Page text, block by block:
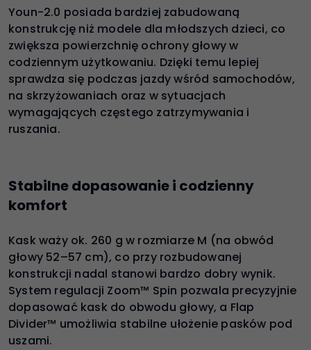
Youn-2.0 posiada bardziej zabudowaną
konstrukcję niż modele dla młodszych dzieci, co
zwiększa powierzchnię ochrony głowy w
codziennym użytkowaniu. Dzięki temu lepiej
sprawdza się podczas jazdy wśród samochodów,
na skrzyżowaniach oraz w sytuacjach
wymagających częstego zatrzymywania i
ruszania.
Stabilne dopasowanie i codzienny
komfort
Kask waży ok. 260 g w rozmiarze M (na obwód
głowy 52–57 cm), co przy rozbudowanej
konstrukcji nadal stanowi bardzo dobry wynik.
System regulacji Zoom™ Spin pozwala precyzyjnie
dopasować kask do obwodu głowy, a Flap
Divider™ umożliwia stabilne ułożenie pasków pod
uszami.